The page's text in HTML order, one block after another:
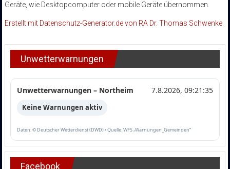
Geräte, wie Desktopcomputer oder mobile Geräte übernommen.
Erstellt mit Datenschutz-Generator.de von RA Dr. Thomas Schwenke
Unwetterwarnungen
Unwetterwarnungen – Northeim 7.8.2026, 09:21:35
Keine Warnungen aktiv
Daten: © Deutscher Wetterdienst (DWD) • Quelle: WFS „Warnungen_Gemeinden“
Facebook